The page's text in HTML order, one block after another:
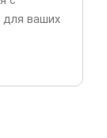
для ваших